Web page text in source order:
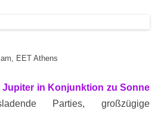
EET Athens
Jupiter in Konjunktion zu Sonne
Parties, großzügige